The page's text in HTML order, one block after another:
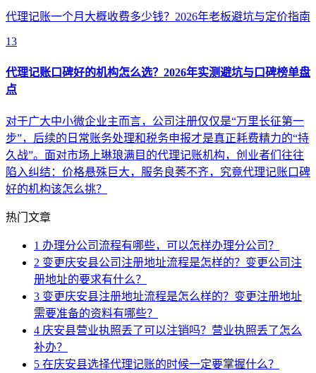
代理记账一个月大概收费多少钱？2026年老板避坑与定价指南
13
代理记账口碑好的机构怎么选？2026年实测避坑与口碑榜单盘
点
对于广大中小微企业主而言，公司注册仅仅是“万里长征第一
步”，后续的日常账务处理和税务申报才是真正耗费精力的“持
久战”。面对市场上琳琅满目的代理记账机构，创业者们往往
陷入纠结：价格悬殊巨大，服务良莠不齐，究竟代理记账口碑
好的机构该怎么挑？
热门文章
1 办理分公司流程有哪些，可以怎样办理分公司？
2 变更庆安县公司注册地址流程是怎样的？变更公司注
册地址的要求有什么？
3 变更庆安县注册地址流程是怎么样的？变更注册地址
需要准备的资料有哪些？
4 庆安县营业执照丢了可以注销吗？营业执照丢了怎么
补办？
5 在庆安县选择代理记账的时候一定要掌握什么？